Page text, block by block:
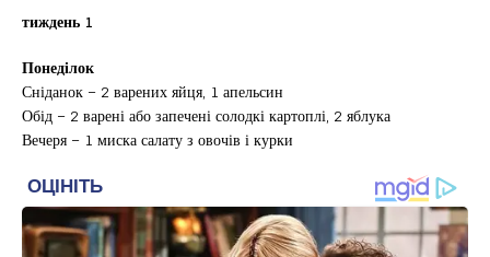
тиждень 1
Понеділок
Сніданок – 2 варених яйця, 1 апельсин
Обід – 2 варені або запечені солодкі картоплі, 2 яблука
Вечеря – 1 миска салату з овочів і курки